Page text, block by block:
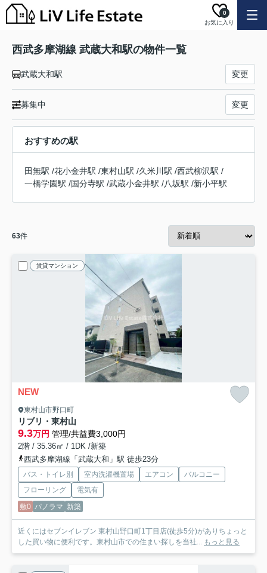
お気に入り
0
西武多摩湖線 武蔵大和駅の物件一覧
武蔵大和駅 変更
募集中 変更
おすすめの駅
田無駅 /花小金井駅 /東村山駅 /久米川駅 /西武柳沢駅 /
一橋学園駅 /国分寺駅 /武蔵小金井駅 /八坂駅 /新小平駅
63件
賃貸マンション
NEW
東村山市野口町
リブリ・東村山
9.3万円 管理/共益費3,000円
2階 / 35.36㎡ / 1DK /新築
西武多摩湖線「武蔵大和」駅 徒歩23分
バス・トイレ別 室内洗濯機置場 エアコン
バルコニー
フローリング
電気有
敷0 パノラマ 新築
近くにはセブンイレブン 東村山野口町1丁目店(徒歩5分)がありちょっと
した買い物に便利です。東村山市での住まい探しを当社... もっと見る